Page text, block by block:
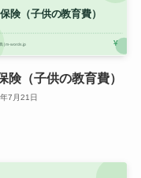
険（子供の教育費）
7月21日